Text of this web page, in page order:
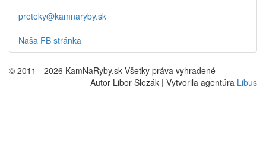
preteky@kamnaryby.sk
Naša FB stránka
© 2011 - 2026 KamNaRyby.sk Všetky práva vyhradené
Autor Libor Slezák | Vytvorila agentúra Libus